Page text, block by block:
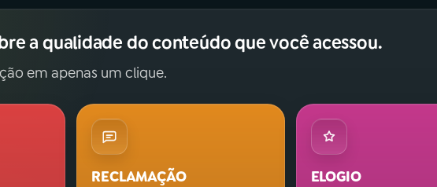
a qualidade do conteúdo que você acessou.
em apenas um clique.
RECLAMAÇÃO ELOGIO